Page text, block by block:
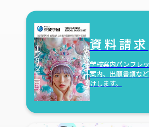
資料請求
学校案内パンフレ
案内、 出願書類な
けします。